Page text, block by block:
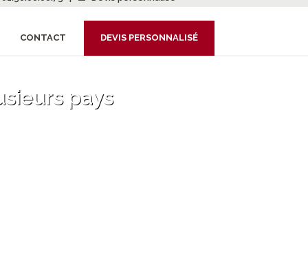
CONTACT DEVIS PERSONNALISÉ
pays